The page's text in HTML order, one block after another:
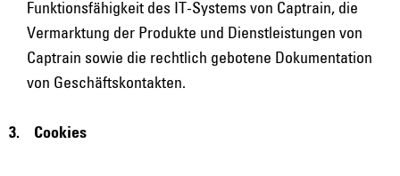
Funktionsfähigkeit des IT-Systems von Captrain, die
Vermarktung der Produkte und Dienstleistungen von
Captrain sowie die rechtlich gebotene Dokumentation
von Geschäftskontakten.
3. Cookies